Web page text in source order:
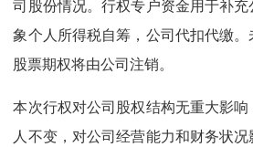
司股份情况。行权专户资金用于补
象个人所得税自筹，公司代扣代缴
股票期权将由公司注销。
本次行权对公司股权结构无重大影
人不变，对公司经营能力和财务状